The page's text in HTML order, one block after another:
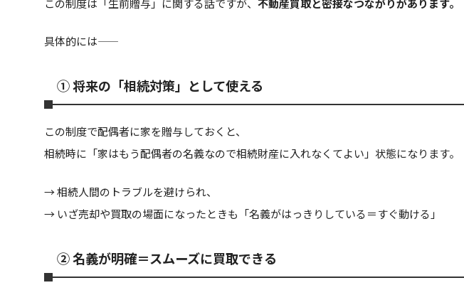
具体的には――
① 将来の「相続対策」として使える
この制度で配偶者に家を贈与しておくと、
相続時に「家はもう配偶者の名義なので相続財産に入れなくてよい」状態になります。
→ 相続人間のトラブルを避けられ、
→ いざ売却や買取の場面になったときも「名義がはっきりしている＝すぐ動ける」
② 名義が明確＝スムーズに買取できる